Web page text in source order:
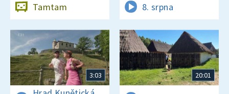
Tamtam 8. srpna
3:03 20:01